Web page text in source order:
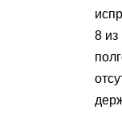
8 из